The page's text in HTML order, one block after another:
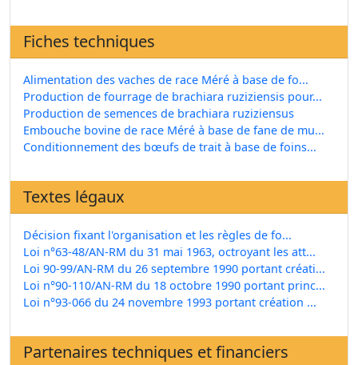
Fiches techniques
Alimentation des vaches de race Méré à base de fo...
Production de fourrage de brachiara ruziziensis pour...
Production de semences de brachiara ruziziensus
Embouche bovine de race Méré à base de fane de mu...
Conditionnement des bœufs de trait à base de foins...
Textes légaux
Décision fixant l'organisation et les règles de fo...
Loi n°63-48/AN-RM du 31 mai 1963, octroyant les att...
Loi 90-99/AN-RM du 26 septembre 1990 portant créati...
Loi n°90-110/AN-RM du 18 octobre 1990 portant princ...
Loi n°93-066 du 24 novembre 1993 portant création ...
Partenaires techniques et financiers